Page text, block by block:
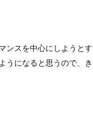
ンスを中心にしようと
うになると思うので、